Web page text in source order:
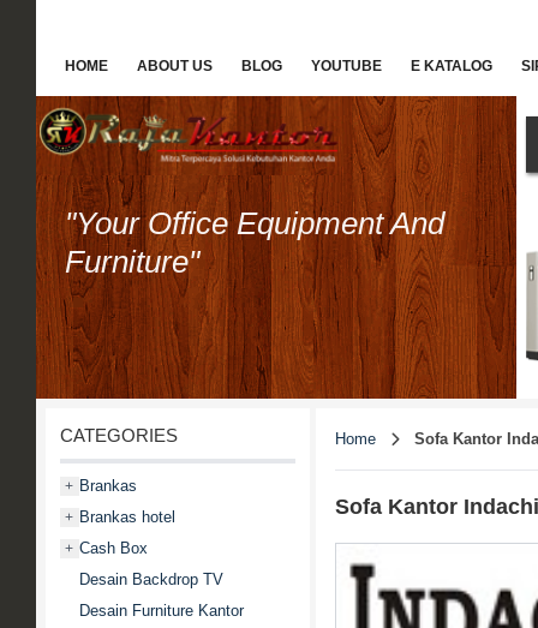
HOME ABOUT US BLOG YOUTUBE E KATALOG
"Your Office Equipment And
Furniture"
CATEGORIES
+ Brankas
+ Brankas hotel
+ Cash Box
Desain Backdrop TV
Desain Furniture Kantor
Home Sofa Kantor
Sofa Kantor Indachi